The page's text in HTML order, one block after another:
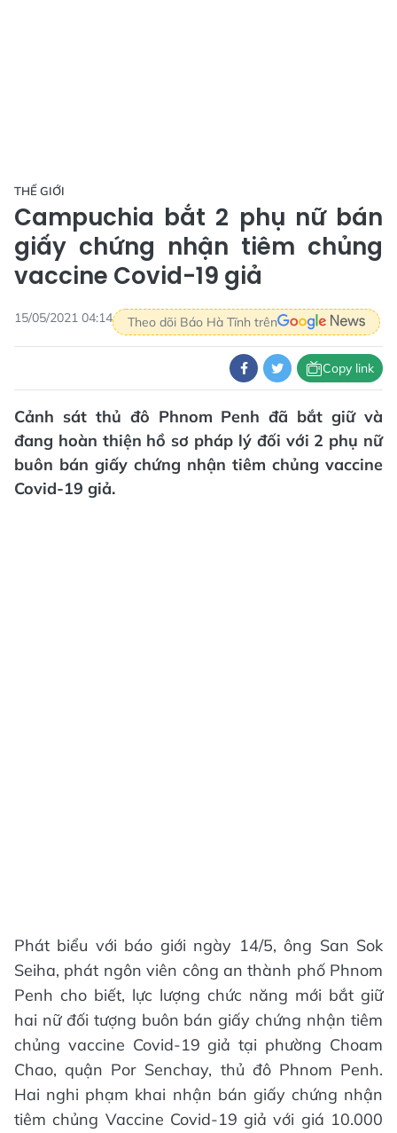
THẾ GIỚI
Campuchia bắt 2 phụ nữ bán
giấy chứng nhận tiêm chủng
vaccine Covid-19 giả
15/05/2021 04:14 Theo dõi Báo Hà Tĩnh trên
Copy link
Cảnh sát thủ đô Phnom Penh đã bắt giữ và
đang hoàn thiện hồ sơ pháp lý đối với 2 phụ nữ
buôn bán giấy chứng nhận tiêm chủng vaccine
Covid-19 giả.
Phát biểu với báo giới ngày 14/5, ông San Sok
Seiha, phát ngôn viên công an thành phố Phnom
Penh cho biết, lực lượng chức năng mới bắt giữ
hai nữ đối tượng buôn bán giấy chứng nhận tiêm
chủng vaccine Covid-19 giả tại phường Choam
Chao, quận Por Senchay, thủ đô Phnom Penh.
Hai nghi phạm khai nhận bán giấy chứng nhận
tiêm chủng Vaccine Covid-19 giả với giá 10.000